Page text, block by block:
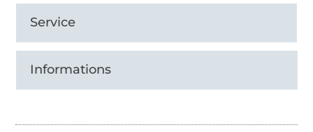
Service
Informations